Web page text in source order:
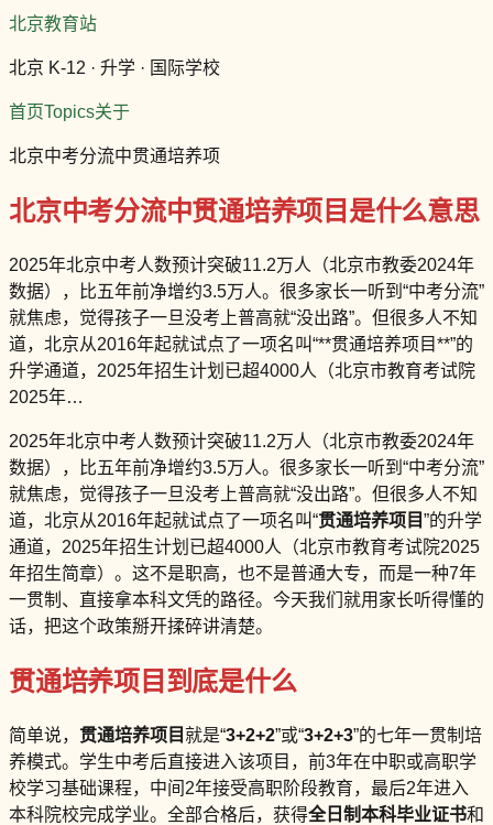
北京教育站
北京 K-12 · 升学 · 国际学校
首页Topics关于
北京中考分流中贯通培养项
北京中考分流中贯通培养项目是什么意思
2025年北京中考人数预计突破11.2万人（北京市教委2024年
数据），比五年前净增约3.5万人。很多家长一听到“中考分流”
就焦虑，觉得孩子一旦没考上普高就“没出路”。但很多人不知
道，北京从2016年起就试点了一项名叫“**贯通培养项目**”的
升学通道，2025年招生计划已超4000人（北京市教育考试院
2025年…
2025年北京中考人数预计突破11.2万人（北京市教委2024年
数据），比五年前净增约3.5万人。很多家长一听到“中考分流”
就焦虑，觉得孩子一旦没考上普高就“没出路”。但很多人不知
道，北京从2016年起就试点了一项名叫“贯通培养项目”的升学
通道，2025年招生计划已超4000人（北京市教育考试院2025
年招生简章）。这不是职高，也不是普通大专，而是一种7年
一贯制、直接拿本科文凭的路径。今天我们就用家长听得懂的
话，把这个政策掰开揉碎讲清楚。
贯通培养项目到底是什么
简单说， 贯通培养项目就是“3+2+2”或“3+2+3”的七年一贯制培
养模式。学生中考后直接进入该项目，前3年在中职或高职学
校学习基础课程，中间2年接受高职阶段教育，最后2年进入
本科院校完成学业。全部合格后，获得全日制本科毕业证书和